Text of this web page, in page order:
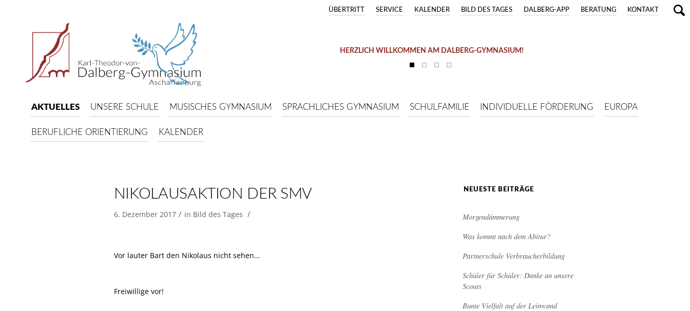
KONTAKT
BERATUNG
DALBERG-APP
BILD DES TAGES
KALENDER
SERVICE
ÜBERTRITT
HERZLICH WILLKOMMEN AM DALBERG-GYMNASIUM!
AKTUELLES UNSERE SCHULE MUSISCHES GYMNASIUM SPRACHLICHES GYMNASIUM SCHULFAMILIE INDIVIDUELLE FÖRDERUNG EUROPA
BERUFLICHE ORIENTIERUNG KALENDER
NIKOLAUSAKTION DER SMV
6. Dezember 2017 / in Bild des Tages /
Vor lauter Bart den Nikolaus nicht sehen…
Freiwillige vor!
NEUESTE BEITRÄGE
Morgendämmerung
Was kommt nach dem Abitur?
Partnerschule Verbraucherbildung
Schüler für Schüler: Danke an unsere
Scouts
Bunte Vielfalt auf der Leinwand